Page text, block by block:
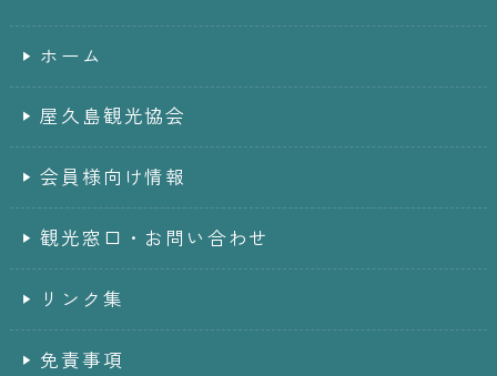
ホーム
屋久島観光協会
会員様向け情報
観光窓口・お問い合わせ
リンク集
免責事項